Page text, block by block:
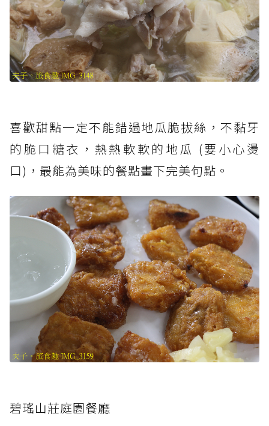
喜歡甜點一定不能錯過地瓜脆拔絲，不黏牙
的脆口糖衣，熱熱軟軟的地瓜 (要小心燙
口)，最能為美味的餐點畫下完美句點。
碧瑤山莊庭園餐廳